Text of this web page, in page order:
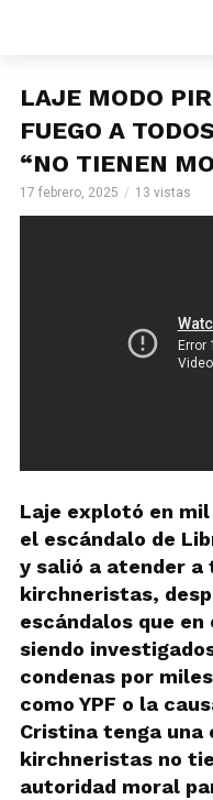
LAJE MODO
FUEGO A
“NO TIENEN
17 febrero, 2025 13 vistas
Laje explotó en
el escándalo de
y salió a atender a
kirchneristas,
escándalos que
siendo
condenas por
como YPF o la
Cristina tenga una
kirchneristas no
autoridad moral